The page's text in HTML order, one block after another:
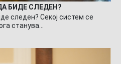
БИДЕ СЛЕДЕН?
следен? Секој систем се
станува…